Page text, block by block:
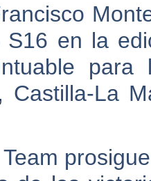
en la
para
Castilla-La